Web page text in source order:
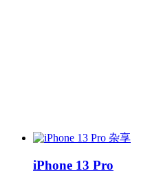
杂享
iPhone 13 Pro